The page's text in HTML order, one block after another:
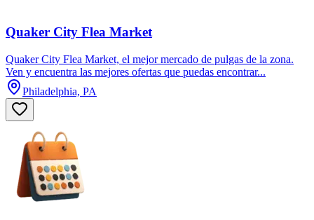
Quaker City Flea Market
Quaker City Flea Market, el mejor mercado de pulgas de la zona.
Ven y encuentra las mejores ofertas que puedas encontrar...
Philadelphia, PA